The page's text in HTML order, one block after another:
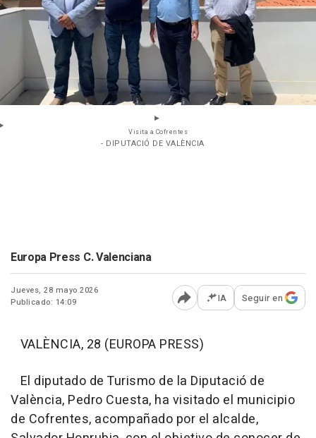
Visita a Cofrentes
- DIPUTACIÓ DE VALÈNCIA
Europa Press C. Valenciana
Jueves, 28 mayo 2026
Publicado: 14:09
Abrir opciones para
IA Seguir en
VALÈNCIA, 28 (EUROPA PRESS)
El diputado de Turismo de la Diputació de
València, Pedro Cuesta, ha visitado el municipio
de Cofrentes, acompañado por el alcalde,